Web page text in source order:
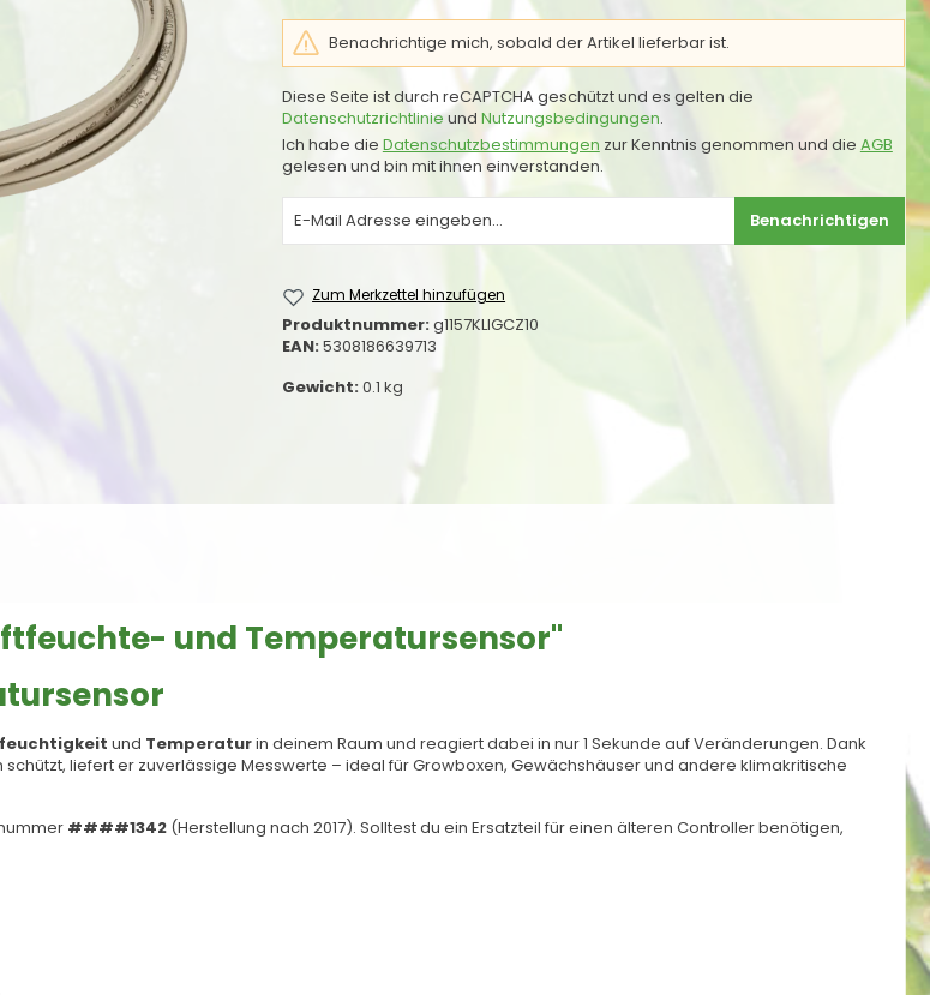
Benachrichtige mich, sobald der Artikel lieferbar ist.
Diese Seite ist durch reCAPTCHA geschützt und es gelten die
Datenschutzrichtlinieund Nutzungsbedingungen.
Ich habe die Datenschutzbestimmungen zur Kenntnis genommen und die AGB
gelesen und bin mit ihnen einverstanden.
Benachrichtigen
Zum Merkzettel hinzufügen
Produktnummer: g1157KLIGCZ10
EAN: 5308186639713
Gewicht: 0.1 kg
und Temperatursensor"
und Temperaturin deinem Raum und reagiert dabei in nur 1 Sekunde auf Veränderungen. Dank
liefert er zuverlässige Messwerte – ideal für Growboxen, Gewächshäuser und andere klimakritische
####1342 (Herstellung nach 2017). Solltest du ein Ersatzteil für einen älteren Controller benötigen,